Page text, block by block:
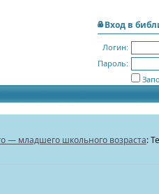
Вход в
Логин:
Пароль:
— младшего школьного возраста: